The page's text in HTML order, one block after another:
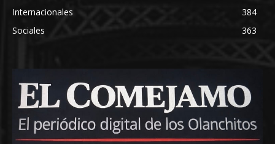
Internacionales
384
Sociales
363